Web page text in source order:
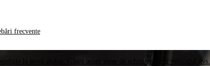
frecvente
la nivel global. Găsiți acum piese de schimb pentru vehiculul dvs.